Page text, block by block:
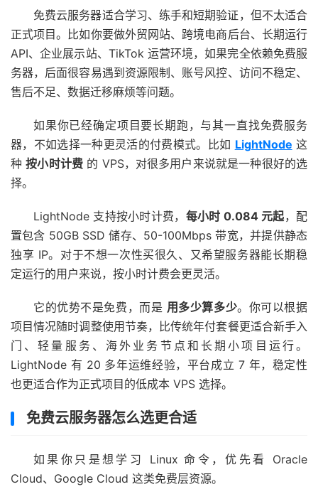
免费云服务器适合学习、练手和短期验证，但不太适合
正式项目。比如你要做外贸网站、跨境电商后台、长期运行
API、企业展示站、TikTok 运营环境，如果完全依赖免费服
务器，后面很容易遇到资源限制、账号风控、访问不稳定、
售后不足、数据迁移麻烦等问题。
如果你已经确定项目要长期跑，与其一直找免费服务
器，不如选择一种更灵活的付费模式。比如 LightNode 这
种按小时计费 的 VPS，对很多用户来说就是一种很好的选
择。
LightNode 支持按小时计费， 每小时 0.084 元起，配
置包含 50GB SSD 储存、50-100Mbps 带宽，并提供静态
独享 IP。对于不想一次性买很久、又希望服务器能长期稳
定运行的用户来说，按小时计费会更灵活。
它的优势不是免费，而是 用多少算多少。你可以根据
项目情况随时调整使用节奏，比传统年付套餐更适合新手入
门、轻量服务、海外业务节点和长期小项目运行。
LightNode 有 20 多年运维经验，平台成立 7 年，稳定性
也更适合作为正式项目的低成本 VPS 选择。
免费云服务器怎么选更合适
如果你只是想学习 Linux 命令，优先看 Oracle
Cloud、Google Cloud 这类免费层资源。